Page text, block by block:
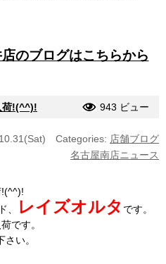
のブログはこちらから
荷!(^^)! 943 ビュー
Categories: 店舗ブログ
名古屋南店ニュース
、 レイズオルタ です。
です。
い。